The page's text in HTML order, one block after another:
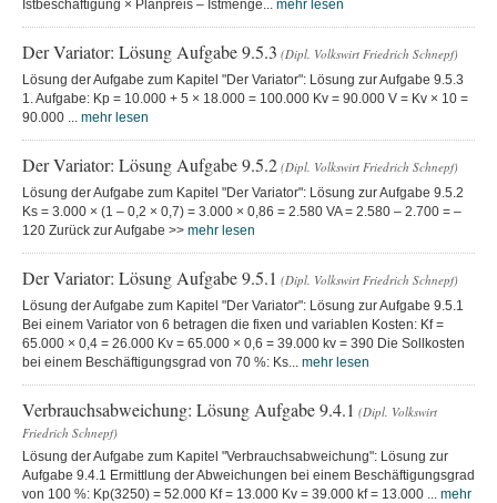
Istbeschäftigung × Planpreis – Istmenge... mehr lesen
Der Variator: Lösung Aufgabe 9.5.3 (Dipl. Volkswirt Friedrich Schnepf)
Lösung der Aufgabe zum Kapitel "Der Variator": Lösung zur Aufgabe 9.5.3
1. Aufgabe: Kp = 10.000 + 5 × 18.000 = 100.000 Kv = 90.000 V = Kv × 10 =
90.000 ... mehr lesen
Der Variator: Lösung Aufgabe 9.5.2 (Dipl. Volkswirt Friedrich Schnepf)
Lösung der Aufgabe zum Kapitel "Der Variator": Lösung zur Aufgabe 9.5.2
Ks = 3.000 × (1 – 0,2 × 0,7) = 3.000 × 0,86 = 2.580 VA = 2.580 – 2.700 = –
120 Zurück zur Aufgabe >> mehr lesen
Der Variator: Lösung Aufgabe 9.5.1 (Dipl. Volkswirt Friedrich Schnepf)
Lösung der Aufgabe zum Kapitel "Der Variator": Lösung zur Aufgabe 9.5.1
Bei einem Variator von 6 betragen die fixen und variablen Kosten: Kf =
65.000 × 0,4 = 26.000 Kv = 65.000 × 0,6 = 39.000 kv = 390 Die Sollkosten
bei einem Beschäftigungsgrad von 70 %: Ks... mehr lesen
Verbrauchsabweichung: Lösung Aufgabe 9.4.1 (Dipl. Volkswirt
Friedrich Schnepf)
Lösung der Aufgabe zum Kapitel "Verbrauchsabweichung": Lösung zur
Aufgabe 9.4.1 Ermittlung der Abweichungen bei einem Beschäftigungsgrad
von 100 %: Kp(3250) = 52.000 Kf = 13.000 Kv = 39.000 kf = 13.000 ... mehr